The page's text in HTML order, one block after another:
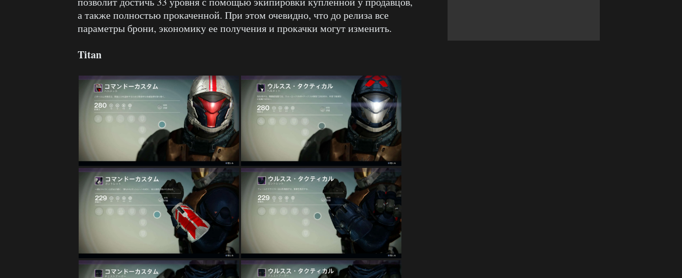
а также полностью прокаченной. При этом очевидно, что до релиза все
параметры брони, экономику ее получения и прокачки могут изменить.
Titan